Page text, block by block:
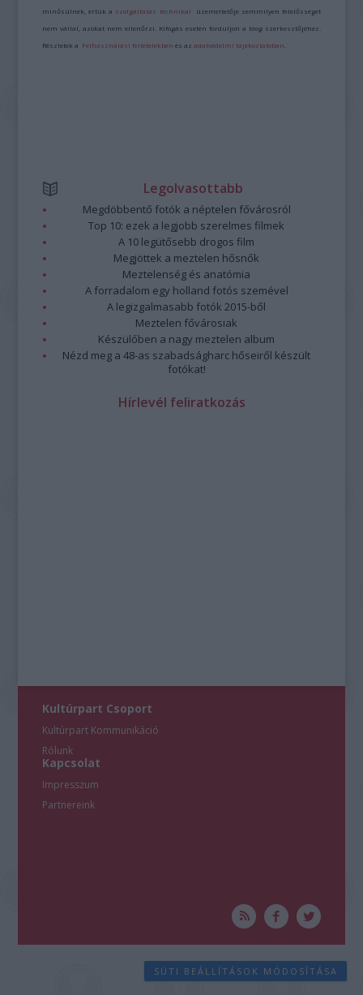
minősülnek, értük a szolgáltatás technikai üzemeltetője semmilyen felelősséget
nem vállal, azokat nem ellenőrzi. Kifogás esetén forduljon a blog szerkesztőjéhez.
Részletek a Felhasználási feltételekben és azadatvédelmi tájékoztatóban
Legolvasottabb
Megdöbbentő fotók a néptelen fővárosról
Top 10: ezek a legjobb szerelmes filmek
A 10 legütősebb drogos film
Megjöttek a meztelen hősnők
Meztelenség és anatómia
A forradalom egy holland fotós szemével
A legizgalmasabb fotók 2015-ből
Meztelen fővárosiak
Készülőben a nagy meztelen album
Nézd meg a 48-as szabadságharc hőseiről készült
fotókat!
Hírlevél feliratkozás
Kultúrpart Csoport
Kultúrpart Kommunikáció
Rólunk
Kapcsolat
Impresszum
Partnereink
SÜTI BEÁLLÍTÁSOK MÓDOSÍTÁSA